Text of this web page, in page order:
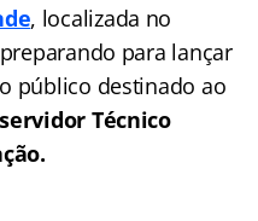
, localizada no
para lançar
público destinado ao
servidor Técnico